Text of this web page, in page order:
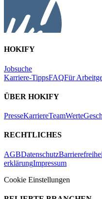
HOKIFY
Jobsuche
Karriere-TippsFAQFür
ÜBER HOKIFY
PresseKarriereTeamWerte
RECHTLICHES
AGBDatenschutz
erklärungImpressum
Cookie Einstellungen